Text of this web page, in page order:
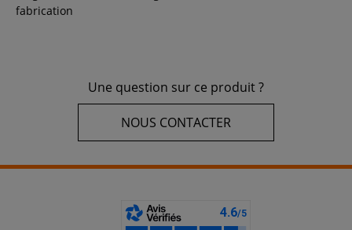
fabrication
Une question sur ce produit ?
NOUS CONTACTER